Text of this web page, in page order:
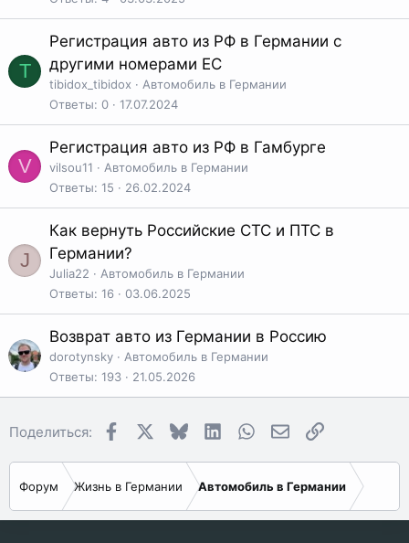
T
Регистрация авто из РФ в Германии с
другими номерами ЕС
tibidox_tibidox
Автомобиль в Германии
Ответы 0 17.07.2024
V
Регистрация авто из РФ в Гамбурге
vilsou11
Автомобиль в Германии
Ответы 15 26.02.2024
J
Как вернуть Российские СТС и ПТС в
Германии?
Julia22
Автомобиль в Германии
Ответы 16 03.06.2025
Возврат авто из Германии в Россию
dorotynsky
Автомобиль в Германии
Ответы 193 21.05.2026
Поделиться: Facebook BlueskyLinkedInWhatsAppЭлектронная
Ссылка
Форум Жизнь в Германии Автомобиль в Германии